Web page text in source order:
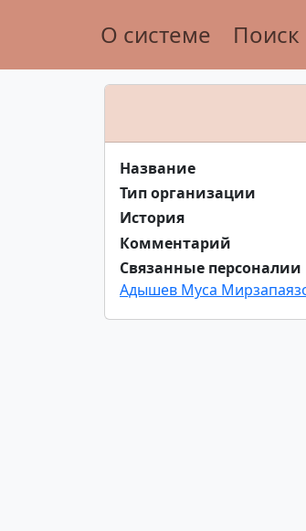
О системе Поиск
Название
Тип организации
История
Комментарий
Связанные персоналии
Адышев Муса